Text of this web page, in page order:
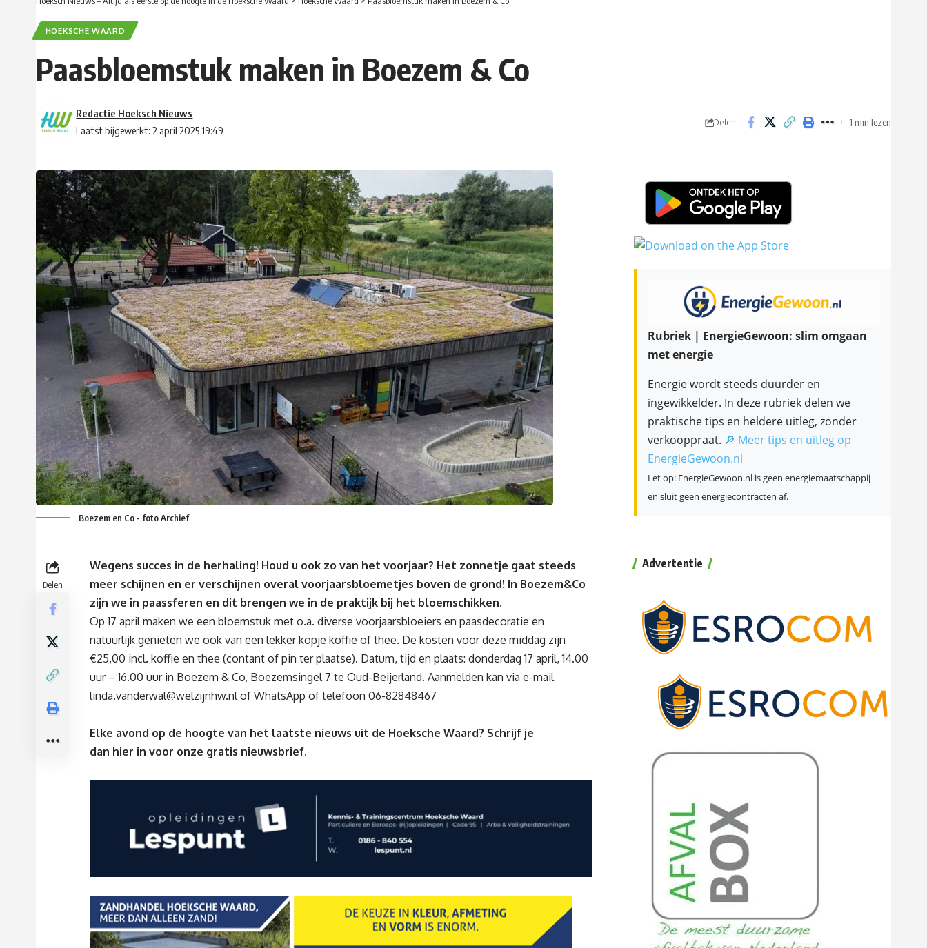
HOEKSCHE WAARD
Paasbloemstuk maken in Boezem & Co
Laatst bijgewerkt: 2 april 2025 19:49
Redactie Hoeksch Nieuws
Delen 1 min lezen
Boezem en Co - foto Archief
Delen
Wegens succes in de herhaling! Houd u ook zo van het voorjaar? Het zonnetje gaat steeds
meer schijnen en er verschijnen overal voorjaarsbloemetjes boven de grond! In Boezem&Co
zijn we in paassferen en dit brengen we in de praktijk bij het bloemschikken.
Op 17 april maken we een bloemstuk met o.a. diverse voorjaarsbloeiers en paasdecoratie en
natuurlijk genieten we ook van een lekker kopje koffie of thee. De kosten voor deze middag zijn
€25,00 incl. koffie en thee (contant of pin ter plaatse). Datum, tijd en plaats: donderdag 17 april, 14.00
uur – 16.00 uur in Boezem & Co, Boezemsingel 7 te Oud-Beijerland. Aanmelden kan via e-mail
linda.vanderwal@welzijnhw.nlof WhatsApp of telefoon 06-82848467
Elke avond op de hoogte van het laatste nieuws uit de Hoeksche Waard? Schrijf je
dan hier in voor onze gratis nieuwsbrief.
Rubriek | EnergieGewoon: slim omgaan
met energie
Energie wordt steeds duurder en
ingewikkelder. In deze rubriek delen we
praktische tips en heldere uitleg, zonder
verkooppraat. 🔎 Meer tips en uitleg op
EnergieGewoon.nl
Let op: EnergieGewoon.nl is geen energiemaatschappij
en sluit geen energiecontracten af.
Advertentie